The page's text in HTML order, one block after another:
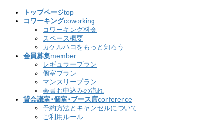
トップページtop
コワーキングcoworking
コワーキング料金
スペース概要
カケルハコをもっと知ろう
会員募集member
レギュラープラン
個室プラン
マンスリープラン
会員お申込みの流れ
貸会議室･個室･ブース席conference
予約方法とキャンセルについて
ご利用ルール